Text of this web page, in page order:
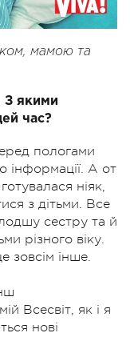
мамою та
З якими
час?
пологами
інформації. А от
ніяк,
з дітьми. Все
сестру та й
різного віку.
зовсім інше.
Всесвіт, як і я
нові